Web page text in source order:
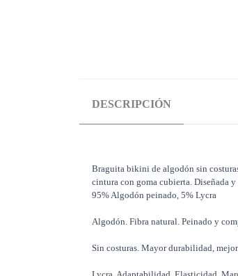
DESCRIPCIÓN
Braguita bikini de algodón sin
cintura con goma cubierta. Diseñada y
95% Algodón peinado, 5% Lycra
Algodón. Fibra natural. Peinado y
Sin costuras. Mayor durabilidad,